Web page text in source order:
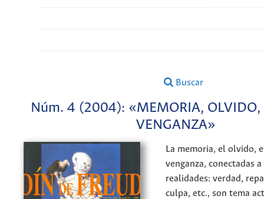
Buscar
Núm. 4 (2004): «MEMORIA, OLVIDO,
VENGANZA»
La memoria, el olvido,
venganza, conectadas
realidades: verdad,
culpa, etc., son tema